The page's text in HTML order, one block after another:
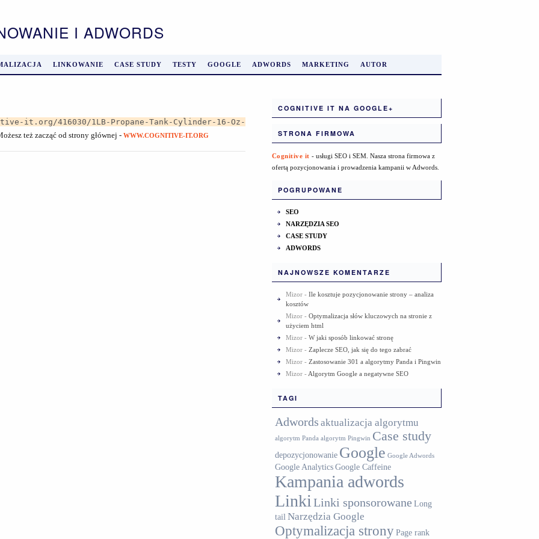
I ADWORDS
LINKOWANIE CASE STUDY TESTY GOOGLE ADWORDS MARKETING AUTOR
it.org/416030/1LB-Propane-Tank-Cylinder-16-Oz-
też zacząć od strony głównej - WWW.COGNITIVE-IT.ORG
COGNITIVE IT NA GOOGLE+
STRONA FIRMOWA
Cognitive it - usługi SEO i SEM. Nasza strona firmowa z
ofertą pozycjonowania i prowadzenia kampanii w Adwords.
POGRUPOWANE
SEO
NARZĘDZIA SEO
CASE STUDY
ADWORDS
NAJNOWSZE KOMENTARZE
Mizor- Ile kosztuje pozycjonowanie strony – analiza
kosztów
Mizor- Optymalizacja słów kluczowych na stronie z
użyciem html
Mizor- W jaki sposób linkować stronę
Mizor- Zaplecze SEO, jak się do tego zabrać
Mizor- Zastosowanie 301 a algorytmy Panda i Pingwin
Mizor- Algorytm Google a negatywne SEO
TAGI
Adwords aktualizacja algorytmu
algorytm Panda algorytm Pingwin Case study
depozycjonowanie Google Google Adwords
Google AnalyticsGoogle Caffeine
Kampania adwords
Linki Linki sponsorowane Long
tail Narzędzia Google
Optymalizacja stronyPage rank